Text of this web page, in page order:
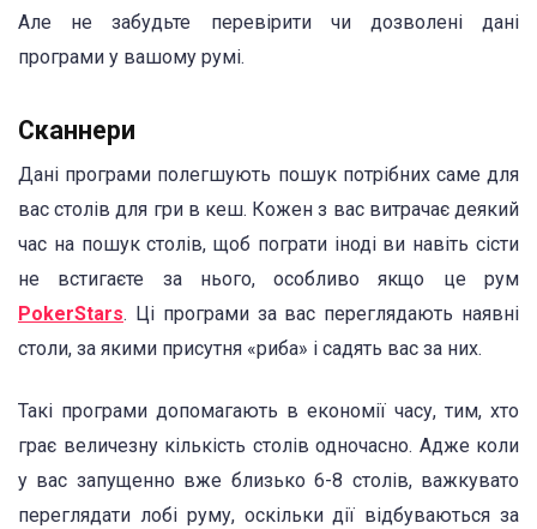
Але не забудьте перевірити чи дозволені дані
програми у вашому румі.
Сканнери
Дані програми полегшують пошук потрібних саме для
вас столів для гри в кеш. Кожен з вас витрачає деякий
час на пошук столів, щоб пограти іноді ви навіть сісти
не встигаєте за нього, особливо якщо це рум
PokerStars. Ці програми за вас переглядають наявні
столи, за якими присутня «риба» і садять вас за них.
Такі програми допомагають в економії часу, тим, хто
грає величезну кількість столів одночасно. Адже коли
у вас запущенно вже близько 6-8 столів, важкувато
переглядати лобі руму, оскільки дії відбуваються за